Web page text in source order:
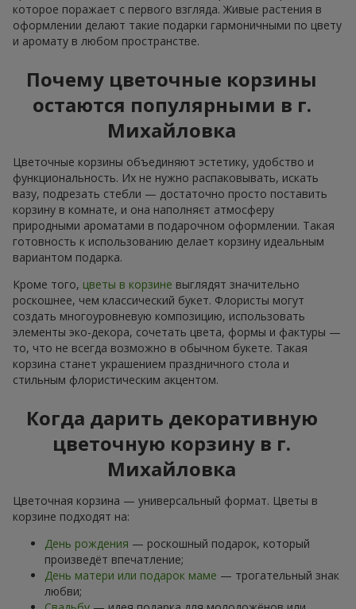
которое поражает с первого взгляда. Живые растения в
оформлении делают такие подарки гармоничными по цвету
и аромату в любом пространстве.
Почему цветочные корзины
остаются популярными в г.
Михайловка
Цветочные корзины объединяют эстетику, удобство и
функциональность. Их не нужно распаковывать, искать
вазу, подрезать стебли — достаточно просто поставить
корзину в комнате, и она наполняєт атмосферу
природными ароматами в подарочном оформлении. Такая
готовность к использованию делает корзину идеальным
вариантом подарка.
Кроме того, цветы в корзине выглядят значительно
роскошнее, чем классический букет. Флористы могут
создать многоуровневую композицию, использовать
элементы эко-декора, сочетать цвета, формы и фактуры —
то, что не всегда возможно в обычном букете. Такая
корзина станет украшением праздничного стола и
стильным флористическим акцентом.
Когда дарить декоративную
цветочную корзину в г.
Михайловка
Цветочная корзина — универсальный формат. Цветы в
корзине подходят на:
День рождения — роскошный подарок, который
произведёт впечатление;
День матери или подарок маме — трогательный знак
любви;